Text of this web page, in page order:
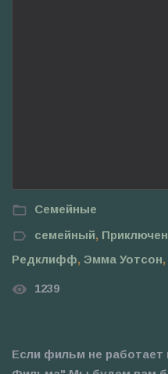
Семейные
семейный,
Редклифф, Эмма Уотсон,
1239
Если фильм не работает